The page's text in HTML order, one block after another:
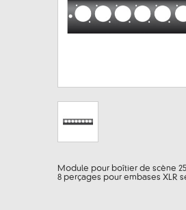
Module pour boîtier de scène
8 perçages pour embases XLR